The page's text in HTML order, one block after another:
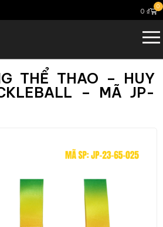
0 ₫
0
THỂ THAO – HUY
– MÃ JP-